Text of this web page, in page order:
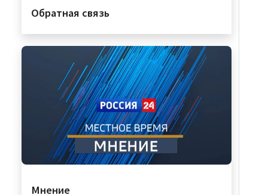
Обратная связь
Мнение